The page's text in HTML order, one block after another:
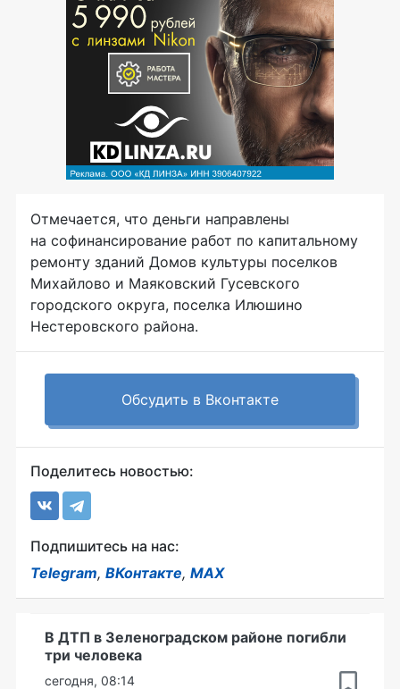
Отмечается, что деньги направлены
на софинансирование работ по капитальному
ремонту зданий Домов культуры поселков
Михайлово и Маяковский Гусевского
городского округа, поселка Илюшино
Нестеровского района.
Обсудить в Вконтакте
Поделитесь новостью:
Подпишитесь на нас:
Telegram, ВКонтакте, MAX
В ДТП в Зеленоградском районе погибли
три человека
сегодня, 08:14